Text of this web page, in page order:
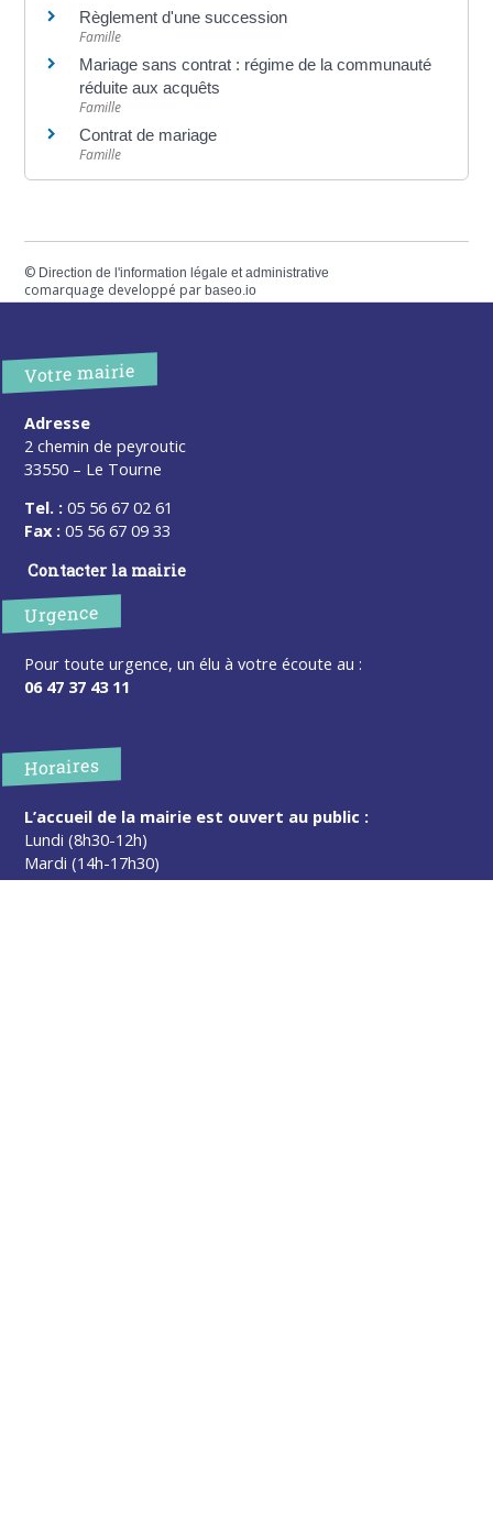
Règlement d'une succession
Famille
Mariage sans contrat : régime de la communauté
réduite aux acquêts
Famille
Contrat de mariage
Famille
© Direction de l'information légale et administrative
comarquage developpé parbaseo.io
Votre mairie
Adresse
2 chemin de peyroutic
33550 – Le Tourne
Tel. : 05 56 67 02 61
Fax : 05 56 67 09 33
Contacter la mairie
Urgence
Pour toute urgence, un élu à votre écoute au :
06 47 37 43 11
Horaires
L’accueil de la mairie est ouvert au public :
Lundi (8h30-12h)
Mardi (14h-17h30)
Mercredi (8h30-12h)